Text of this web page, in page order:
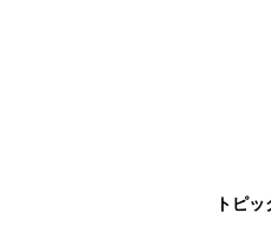
トピッ